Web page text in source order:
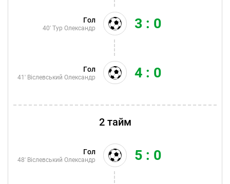
Гол
40'Тур Олександр 3 : 0
Гол
41' Віслевський Олександр 4 : 0
2 тайм
Гол
48' Віслевський Олександр 5 : 0